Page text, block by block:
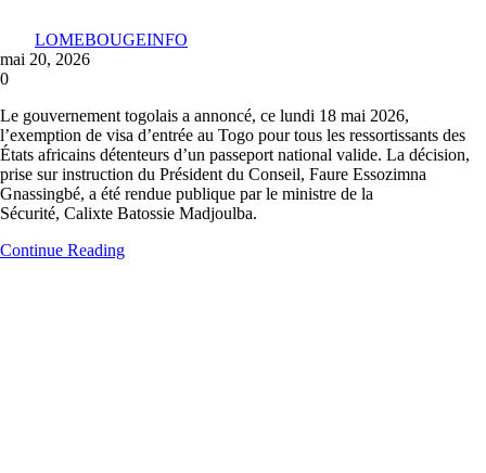
LOMEBOUGEINFO
mai 20, 2026
0
Le gouvernement togolais a annoncé, ce lundi 18 mai 2026,
l’exemption de visa d’entrée au Togo pour tous les ressortissants des
États africains détenteurs d’un passeport national valide. La décision,
prise sur instruction du Président du Conseil, Faure Essozimna
Gnassingbé, a été rendue publique par le ministre de la
Sécurité, Calixte Batossie Madjoulba.
Continue Reading